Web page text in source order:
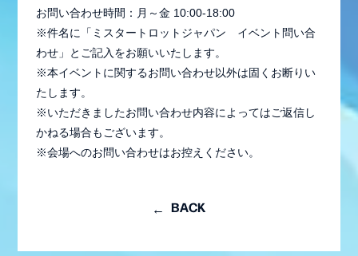
お問い合わせ時間：月～金 10:00-18:00
※件名に「ミスタートロットジャパン イベント問い合
わせ」とご記入をお願いいたします。
※本イベントに関するお問い合わせ以外は固くお断りい
たします。
※いただきましたお問い合わせ内容によってはご返信し
かねる場合もございます。
※会場へのお問い合わせはお控えください。
BACK